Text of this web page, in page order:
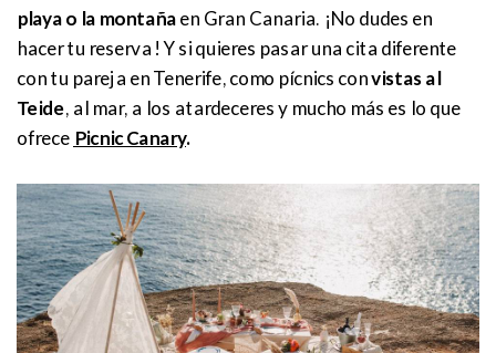
playa o la montañaen Gran Canaria. ¡No dudes en
hacer tu reserva! Y si quieres pasar una cita diferente
con tu pareja en Tenerife, como pícnics convistas al
Teide, al mar, a los atardeceres y mucho más es lo que
ofrece Picnic Canary.